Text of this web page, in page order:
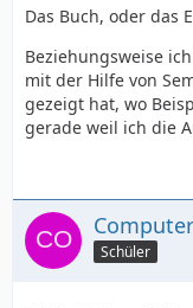
Das Buch, oder das
Beziehungsweise
mit der Hilfe von
gezeigt hat, wo
gerade weil ich die
Schüler